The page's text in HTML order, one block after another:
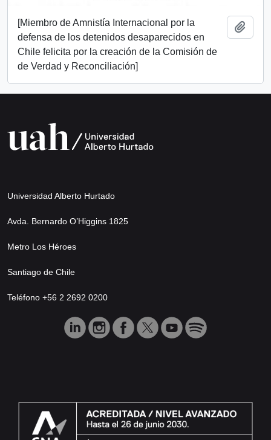
[Miembro de Amnistía Internacional por la
defensa de los detenidos desaparecidos en
Chile felicita por la creación de la Comisión de
de Verdad y Reconciliación]
Universidad Alberto Hurtado
Avda. Bernardo O’Higgins 1825
Metro Los Héroes
Santiago de Chile
Teléfono +56 2 2692 0200